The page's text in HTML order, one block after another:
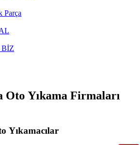
Parça
Oto Yıkama Firmaları
Yıkamacılar